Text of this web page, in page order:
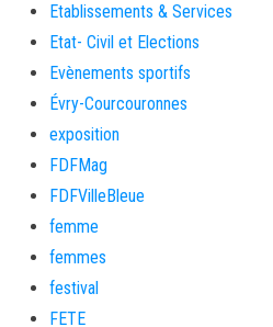
Etablissements & Services
Etat- Civil et Elections
Evènements sportifs
Évry-Courcouronnes
exposition
FDFMag
FDFVilleBleue
femme
femmes
festival
FETE